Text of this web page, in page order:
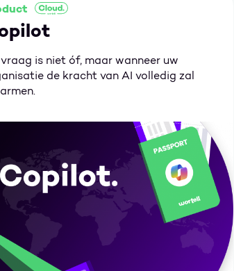
is niet óf, maar wanneer uw
de kracht van AI volledig zal
Copilot